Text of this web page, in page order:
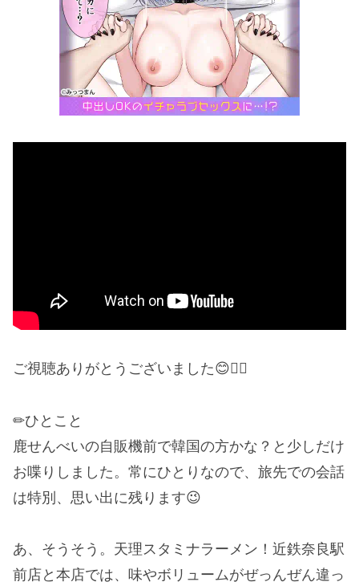
ご視聴ありがとうございました😊❤️‍🔥
✏︎ひとこと
鹿せんべいの自販機前で韓国の方かな？と少しだけ
お喋りしました。常にひとりなので、旅先での会話
は特別、思い出に残ります😉
あ、そうそう。天理スタミナラーメン！近鉄奈良駅
前店と本店では、味やボリュームがぜっんぜん違っ